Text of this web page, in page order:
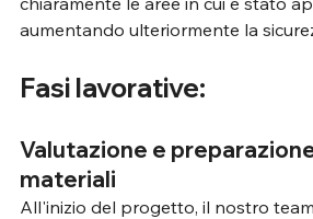
aumentando ulteriormente la
Fasi lavorative:
Valutazione e
materiali
All'inizio del progetto, il nostro